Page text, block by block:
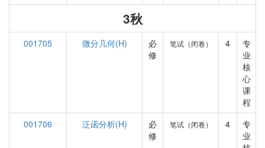
3秋
001705 微分几何(H)
必
修
笔试（闭卷） 4
专
业
核
心
课
程
001706
泛函分析(H)
必
修
笔试（闭卷） 4
专
业